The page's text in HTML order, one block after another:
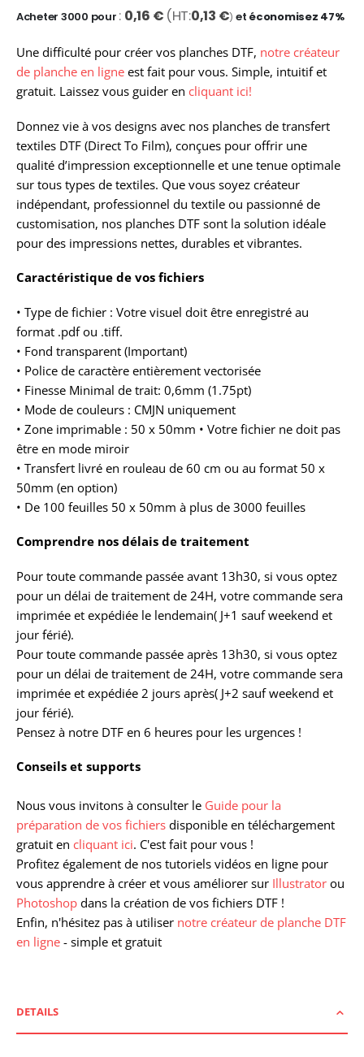
Acheter 3000 pour 0,16 € 0,13 € et économisez 47%
Une difficulté pour créer vos planches DTF, notre créateur
de planche en ligne est fait pour vous. Simple, intuitif et
gratuit. Laissez vous guider en cliquant ici!
Donnez vie à vos designs avec nos planches de transfert
textiles DTF (Direct To Film), conçues pour offrir une
qualité d’impression exceptionnelle et une tenue optimale
sur tous types de textiles. Que vous soyez créateur
indépendant, professionnel du textile ou passionné de
customisation, nos planches DTF sont la solution idéale
pour des impressions nettes, durables et vibrantes.
Caractéristique de vos fichiers
• Type de fichier : Votre visuel doit être enregistré au
format .pdf ou .tiff.
• Fond transparent (Important)
• Police de caractère entièrement vectorisée
• Finesse Minimal de trait: 0,6mm (1.75pt)
• Mode de couleurs : CMJN uniquement
• Zone imprimable : 50 x 50mm • Votre fichier ne doit pas
être en mode miroir
• Transfert livré en rouleau de 60 cm ou au format 50 x
50mm (en option)
• De 100 feuilles 50 x 50mm à plus de 3000 feuilles
Comprendre nos délais de traitement
Pour toute commande passée avant 13h30, si vous optez
pour un délai de traitement de 24H, votre commande sera
imprimée et expédiée le lendemain( J+1 sauf weekend et
jour férié).
Pour toute commande passée après 13h30, si vous optez
pour un délai de traitement de 24H, votre commande sera
imprimée et expédiée 2 jours après( J+2 sauf weekend et
jour férié).
Pensez à notre DTF en 6 heures pour les urgences !
Conseils et supports
Nous vous invitons à consulter le Guide pour la
préparation de vos fichiers disponible en téléchargement
gratuit en cliquant ici. C'est fait pour vous !
Profitez également de nos tutoriels vidéos en ligne pour
vous apprendre à créer et vous améliorer sur Illustrator ou
Photoshop dans la création de vos fichiers DTF !
Enfin, n'hésitez pas à utiliser notre créateur de planche DTF
en ligne - simple et gratuit
DETAILS